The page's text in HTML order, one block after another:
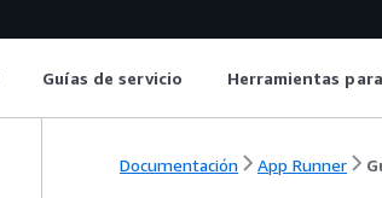
Guías de servicio Herramientas
Documentación App Runner